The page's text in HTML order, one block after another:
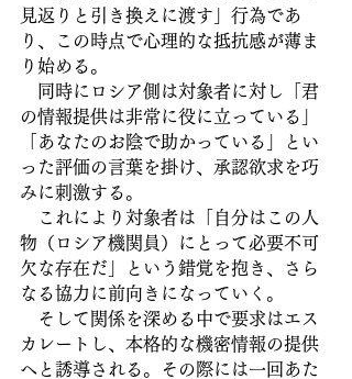
見返りと引き換えに渡す」行為であ
り、この時点で心理的な抵抗感が薄ま
り始める。
同時にロシア側は対象者に対し「君
の情報提供は非常に役に立っている」
「あなたのお陰で助かっている」とい
った評価の言葉を掛け、承認欲求を巧
みに刺激する。
これにより対象者は「自分はこの人
物（ロシア機関員）にとって必要不可
欠な存在だ」という錯覚を抱き、さら
なる協力に前向きになっていく。
そして関係を深める中で要求はエス
カレートし、本格的な機密情報の提供
へと誘導される。その際には一回あた